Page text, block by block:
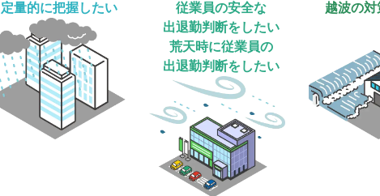
定量的に把握したい
従業員の安全な
出退勤判断をしたい
荒天時に従業員の
出退勤判断をしたい
越波の